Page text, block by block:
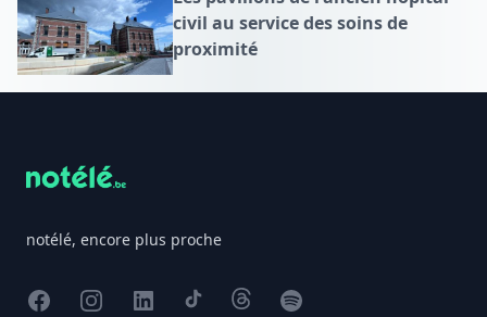
civil au service des soins de
proximité
notélé, encore plus proche
FacebookInstagram
X TikTokThreadsSpotify